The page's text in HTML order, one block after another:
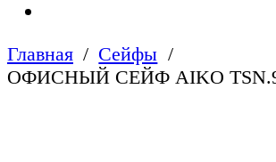
Главная
Сейфы
ОФИСНЫЙ СЕЙФ AIKO